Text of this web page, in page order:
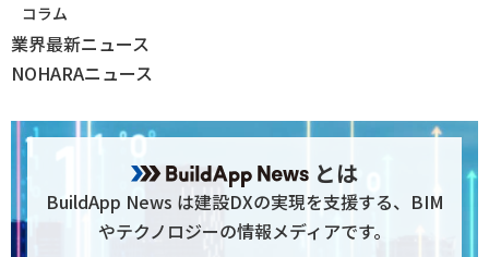
コラム
業界最新ニュース
NOHARAニュース
とは
BuildApp News は建設DXの実現を支援する、BIM
やテクノロジーの情報メディアです。